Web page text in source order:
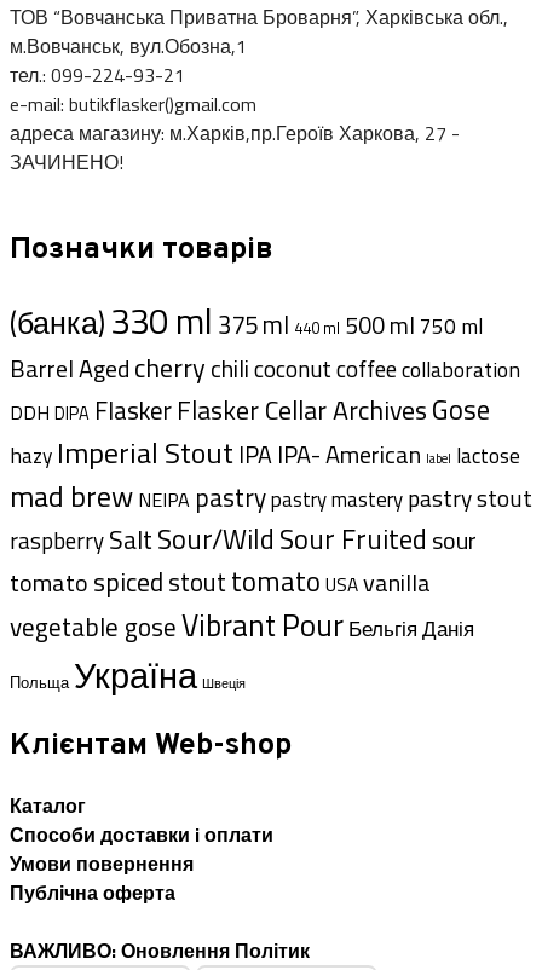
ТОВ “Вовчанська Приватна Броварня”, Харківська обл.,
м.Вовчанськ, вул.Обозна,1
тел.: 099-224-93-21
e-mail: butikflasker()gmail.com
адреса магазину: м.Харків,пр.Героїв Харкова, 27 -
ЗАЧИНЕНО!
Позначки товарів
(банка)330 ml 375 ml 440 ml 500 ml 750 ml
Barrel Agedcherrychilicoconutcoffeecollaboration
DDH DIPA FlaskerFlasker Cellar ArchivesGose
hazy Imperial Stout IPA IPA- American label lactose
mad brew NEIPA pastrypastry masterypastry stout
raspberrySaltSour/Wild Sour Fruited sour
tomatospicedstouttomato USAvanilla
vegetable goseVibrant PourБельгіяДанія
Польща Україна Швеція
Клієнтам Web-shop
Каталог
Способи доставки i оплати
Умови повернення
Публічна оферта
ВАЖЛИВО: Оновлення Політик